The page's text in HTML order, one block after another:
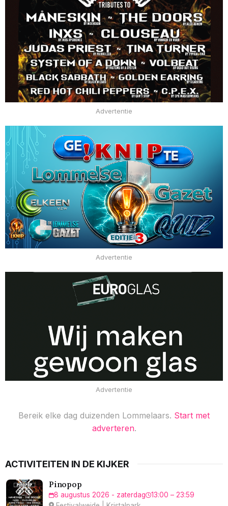
Advertentie
Advertentie
Advertentie
Bereik elke dag duizenden Lommelaars. Start met
adverteren.
ACTIVITEITEN IN DE KIJKER
Pinopop
8 augustus 2026 - zaterdag
13:00 – 23:59